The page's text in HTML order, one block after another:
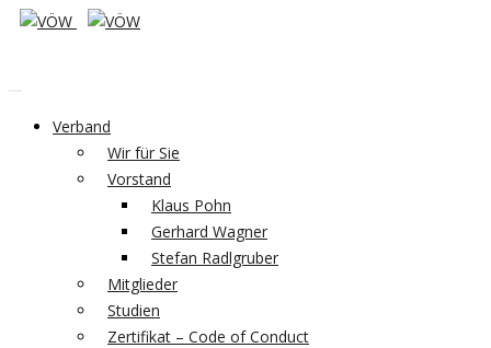
Verband
Wir für Sie
Vorstand
Klaus Pohn
Gerhard Wagner
Stefan Radlgruber
Mitglieder
Studien
Zertifikat – Code of Conduct